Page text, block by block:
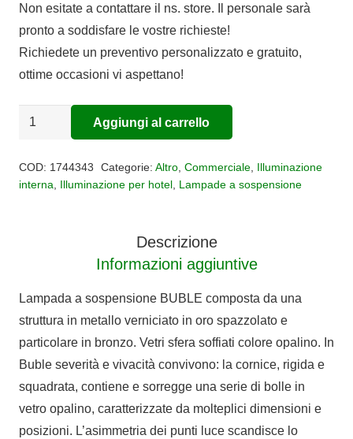
originale
era:
€483,00.
attuale
è:
€396,06.
Non esitate a contattare il ns. store. Il personale sarà
pronto a soddisfare le vostre richieste!
Richiedete un preventivo personalizzato e gratuito,
ottime occasioni vi aspettano!
Sospensione
BUBLE
Aggiungi al carrello
COD: 1744343 Categorie: Altro, Commerciale, Illuminazione
interna, Illuminazione per hotel, Lampade a sospensione
Descrizione
Informazioni aggiuntive
Lampada a sospensione BUBLE composta da una
struttura in metallo verniciato in oro spazzolato e
particolare in bronzo. Vetri sfera soffiati colore opalino. In
Buble severità e vivacità convivono: la cornice, rigida e
squadrata, contiene e sorregge una serie di bolle in
vetro opalino, caratterizzate da molteplici dimensioni e
posizioni. L’asimmetria dei punti luce scandisce lo